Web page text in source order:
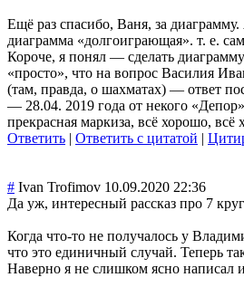
Ещё раз спасибо, Ваня, за
диаграмма «долгоиграющая». т. е.
Короче, я понял — сделать
«просто», что на вопрос Василия
(там, правда, о шахматах) — ответ
— 28.04. 2019 года от некого
прекрасная маркиза, всё хорошо, всё
Ответить | Ответить с цитатой |
# Ivan Trofimov 10.09.2020 22:36
Да уж, интересный рассказ про 7
Когда что-то не получалось у
что это единичный случай. Теперь
Наверно я не слишком ясно написал